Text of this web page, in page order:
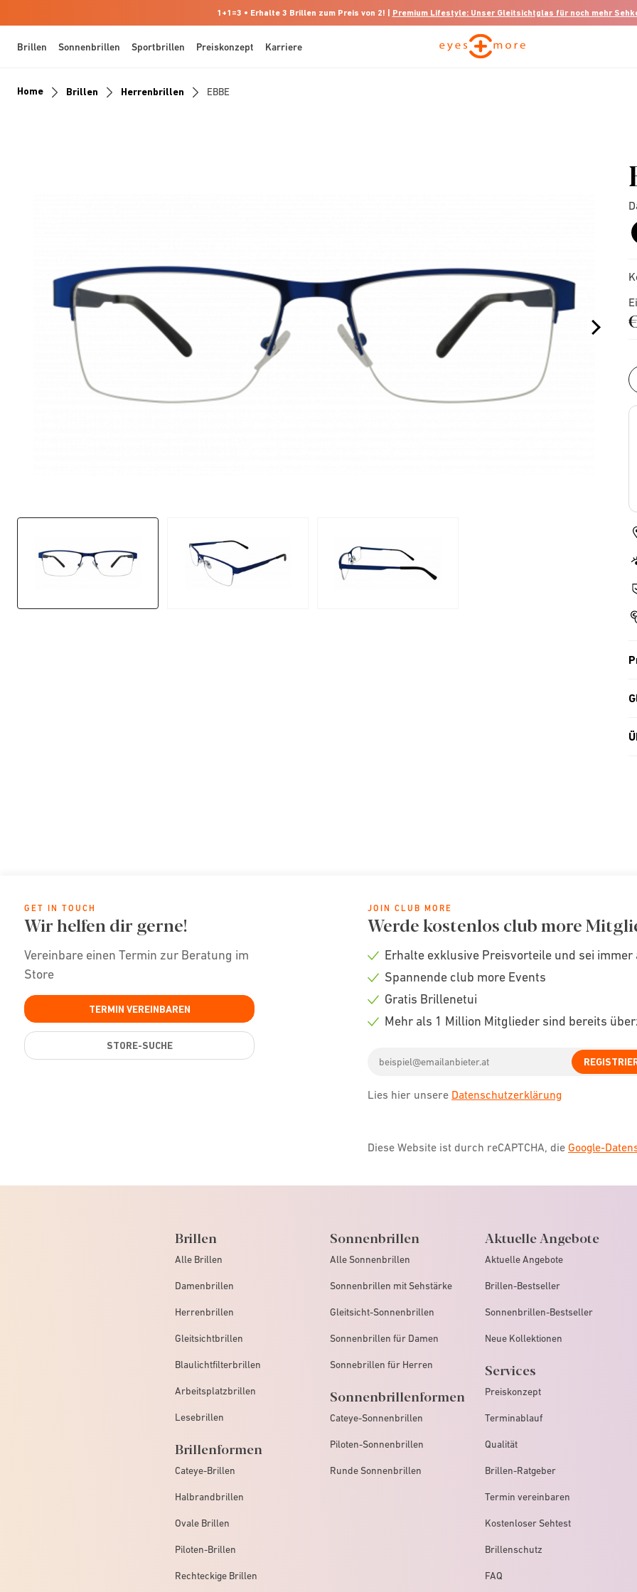
1+1=3 • Erhalte 3 Brillen zum Preis von 2! | Premium Lifestyle: Unser Gleitsichtglas für noch mehr
Brillen Sonnenbrillen Sportbrillen Preiskonzept Karriere
Home Brillen Herrenbrillen EBBE
GET IN TOUCH
Wir helfen dir gerne!
Vereinbare einen Termin zur Beratung im
Store
TERMIN VEREINBAREN
STORE-SUCHE
JOIN CLUB MORE
Werde kostenlos club more
Check
Erhalte exklusive Preisvorteile und sei
Check
Spannende club more Events
Check
Gratis Brillenetui
Mehr als 1 Million Mitglieder sind bereits
address
Lies hier unsere Datenschutzerklärung
Diese Website ist durch reCAPTCHA, die Google-
Brillen
Alle Brillen
Damenbrillen
Herrenbrillen
Gleitsichtbrillen
Blaulichtfilterbrillen
Arbeitsplatzbrillen
Lesebrillen
Brillenformen
Cateye-Brillen
Halbrandbrillen
Ovale Brillen
Piloten-Brillen
Rechteckige Brillen
Sonnenbrillen
Alle Sonnenbrillen
Sonnenbrillen mit Sehstärke
Gleitsicht-Sonnenbrillen
Sonnenbrillen für Damen
Sonnebrillen für Herren
Sonnenbrillenformen
Cateye-Sonnenbrillen
Piloten-Sonnenbrillen
Runde Sonnenbrillen
Aktuelle Angebote
Aktuelle Angebote
Brillen-Bestseller
Sonnenbrillen-Bestseller
Neue Kollektionen
Services
Preiskonzept
Terminablauf
Qualität
Brillen-Ratgeber
Termin vereinbaren
Kostenloser Sehtest
Brillenschutz
FAQ